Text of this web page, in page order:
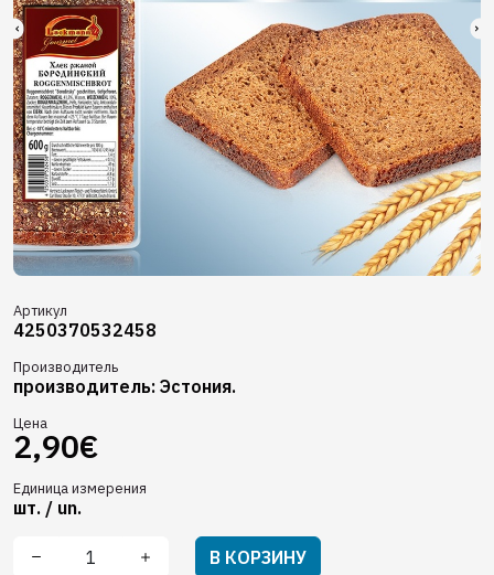
Артикул
4250370532458
Производитель
производитель: Эстония.
Цена
2,90€
Единица измерения
шт. / un.
В КОРЗИНУ